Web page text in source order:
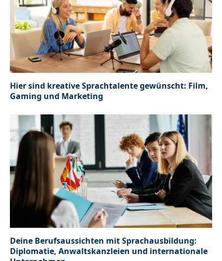
Hier sind kreative Sprachtalente gewünscht: Film,
Gaming und Marketing
Deine Berufsaussichten mit Sprachausbildung:
Diplomatie, Anwaltskanzleien und internationale